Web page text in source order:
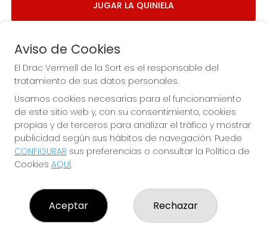
JUGAR LA QUINIELA
Imagen anterior
EL DRAC VERMELL DE LA SORT
¿Quiénes somos?
Comprar lotería
Contacto
Empresas
Aviso de Cookies
El Drac Vermell de la Sort es el responsable del
tratamiento de sus datos personales.
Usamos cookies necesarias para el funcionamiento
de este sitio web y, con su consentimiento, cookies
propias y de terceros para analizar el tráfico y mostrar
publicidad según sus hábitos de navegación. Puede
CONFIGURAR sus preferencias o consultar la Política de
Cookies AQUÍ.
Aceptar Rechazar